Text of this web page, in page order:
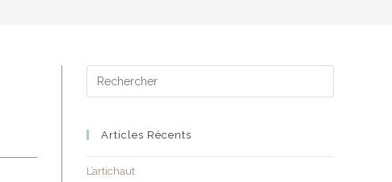
Articles Récents
L’artichaut